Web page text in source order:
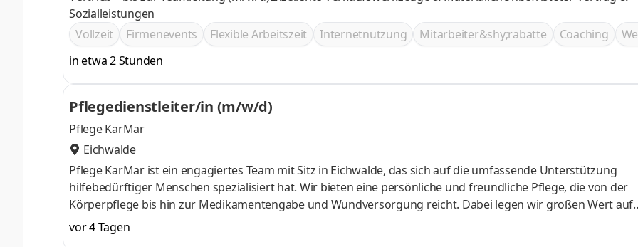
Sozialleistungen
Vollzeit
Firmenevents Flexible Arbeitszeit Internetnutzung Mitarbeiter&shy;rabatte Coaching
in etwa 2 Stunden
Pflegedienstleiter/in (m/w/d)
Pflege KarMar
Eichwalde
Pflege KarMar ist ein engagiertes Team mit Sitz in Eichwalde, das sich auf die umfassende Unterstützung
hilfebedürftiger Menschen spezialisiert hat. Wir bieten eine persönliche und freundliche Pflege, die von der
Körperpflege bis hin zur Medikamentengabe und Wundversorgung reicht. Dabei legen wir großen Wert auf
individuelle Betreuung und organisatorische Unterstützung, auch während der Auszeiten der
Hauptpflegeperson.Wir suchen eine erfahrene Pflegedienstleiterin oder einen Pflegedienstleiter (m/w/d), die
vor 4 Tagen